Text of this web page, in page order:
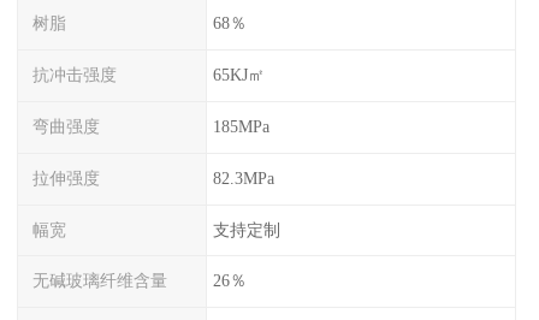
树脂 68％
抗冲击强度 65KJ㎡
弯曲强度 185MPa
拉伸强度 82.3MPa
幅宽 支持定制
无碱玻璃纤维含量 26％